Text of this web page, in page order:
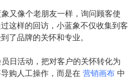
又像个老朋友一样，询问顾客使
这样的回访，小蓝象不仅收集到客
了品牌的关怀和专业。
日活动，把对客户的关怀转化为
购人工操作，而是在 营销画布 中